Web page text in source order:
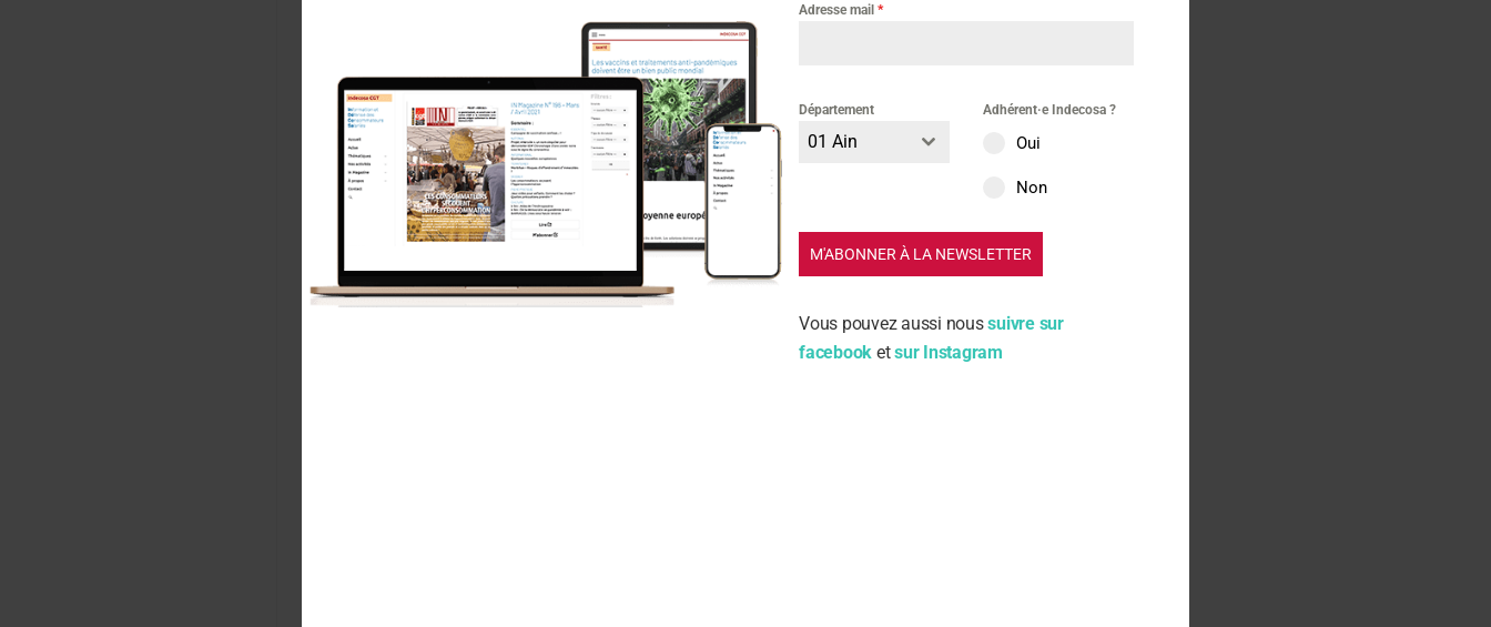
Laisser un commentaire
Commentaire
Adresse mail *
Département
01 Ain
Adhérent·e Indecosa ?
Oui
Non
M'ABONNER À LA NEWSLETTER
Vous pouvez aussi noussuivre sur
facebook etsur Instagram